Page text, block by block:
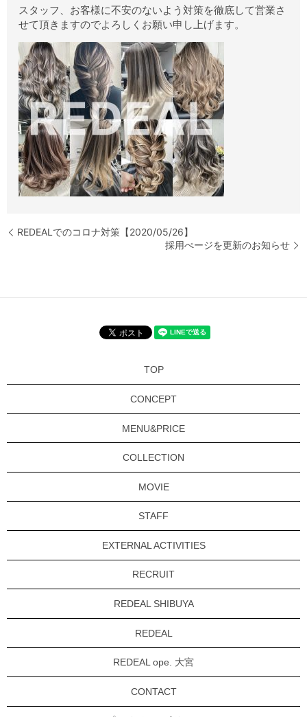
スタッフ、お客様に不安のないよう対策を徹底して営業さ
せて頂きますのでよろしくお願い申し上げます。
REDEALでのコロナ対策【2020/05/26】
採用ぺージを更新のお知らせ
TOP
CONCEPT
MENU&PRICE
COLLECTION
MOVIE
STAFF
EXTERNAL ACTIVITIES
RECRUIT
REDEAL SHIBUYA
REDEAL
REDEAL ope. 大宮
CONTACT